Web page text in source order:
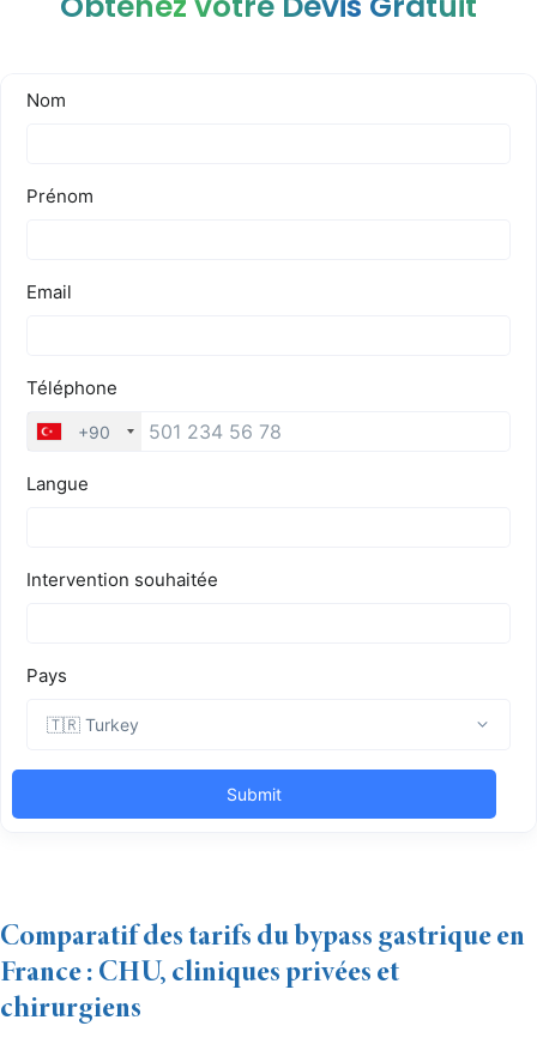
Comparatif des tarifs du bypass gastrique en
France : CHU, cliniques privées et
chirurgiens